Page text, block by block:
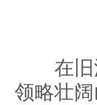
在旧油
领略壮